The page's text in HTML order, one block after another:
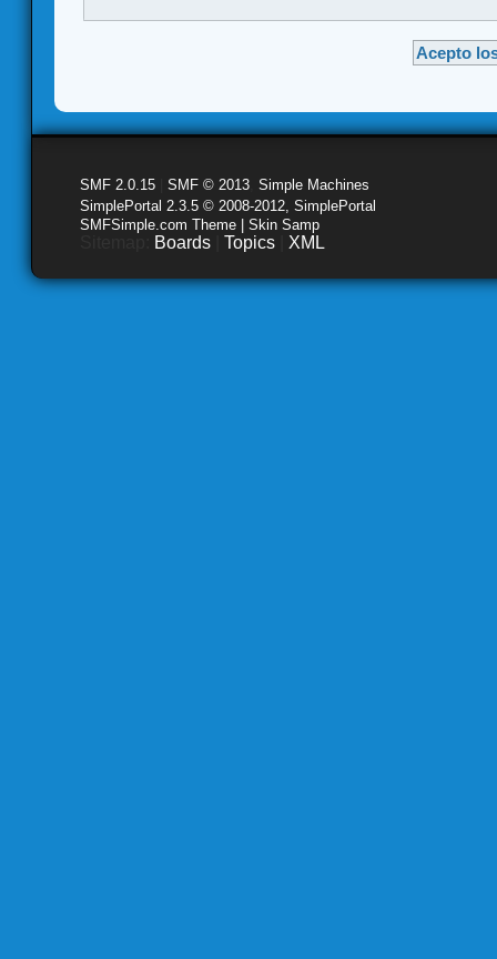
SMF 2.0.15 SMF © 2013 Simple Machines
SimplePortal 2.3.5 © 2008-2012, SimplePortal
SMFSimple.com Theme | Skin Samp
Boards Topics XML